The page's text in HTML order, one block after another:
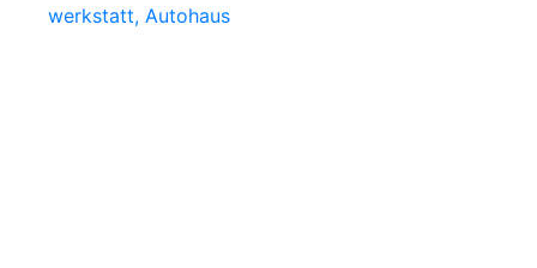
werkstatt, Autohaus